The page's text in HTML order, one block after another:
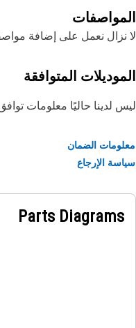
نعمل على إضافة
المتوافقة
لدينا حاليًا معلومات توافق
الضمان
الإرجاع
Parts Diagrams